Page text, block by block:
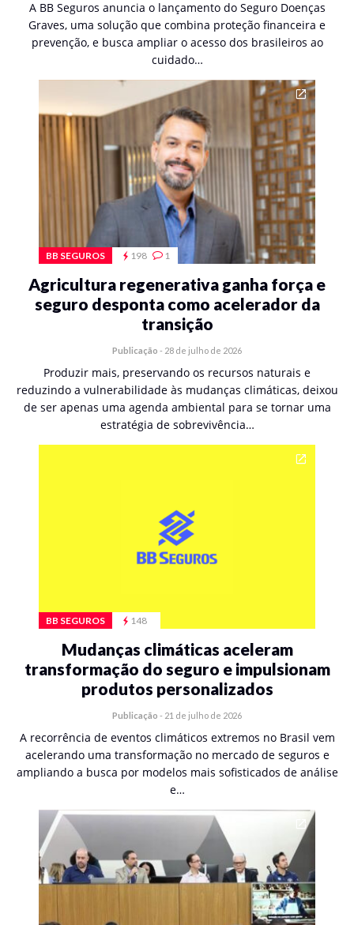
A BB Seguros anuncia o lançamento do Seguro Doenças
Graves, uma solução que combina proteção financeira e
prevenção, e busca ampliar o acesso dos brasileiros ao
cuidado…
BB SEGUROS 198 1
Agricultura regenerativa ganha força e
seguro desponta como acelerador da
transição
Publicação - 28 de julho de 2026
Produzir mais, preservando os recursos naturais e
reduzindo a vulnerabilidade às mudanças climáticas, deixou
de ser apenas uma agenda ambiental para se tornar uma
estratégia de sobrevivência…
BB SEGUROS 148
Mudanças climáticas aceleram
transformação do seguro e impulsionam
produtos personalizados
Publicação - 21 de julho de 2026
A recorrência de eventos climáticos extremos no Brasil vem
acelerando uma transformação no mercado de seguros e
ampliando a busca por modelos mais sofisticados de análise
e…